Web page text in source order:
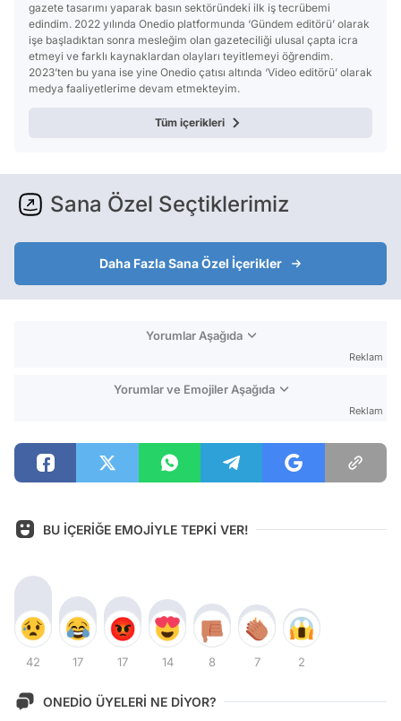
gazete tasarımı yaparak basın sektöründeki ilk iş tecrübemi
edindim. 2022 yılında Onedio platformunda ‘Gündem editörü’ olarak
işe başladıktan sonra mesleğim olan gazeteciliği ulusal çapta icra
etmeyi ve farklı kaynaklardan olayları teyitlemeyi öğrendim.
2023’ten bu yana ise yine Onedio çatısı altında ‘Video editörü’ olarak
medya faaliyetlerime devam etmekteyim.
Tüm içerikleri
Sana Özel Seçtiklerimiz
Daha Fazla Sana Özel İçerikler
Yorumlar Aşağıda
Reklam
Yorumlar ve Emojiler Aşağıda
Reklam
BU İÇERİĞE EMOJİYLE TEPKİ VER!
42 17 17 14 8 7 2
ONEDİO ÜYELERİ NE DİYOR?